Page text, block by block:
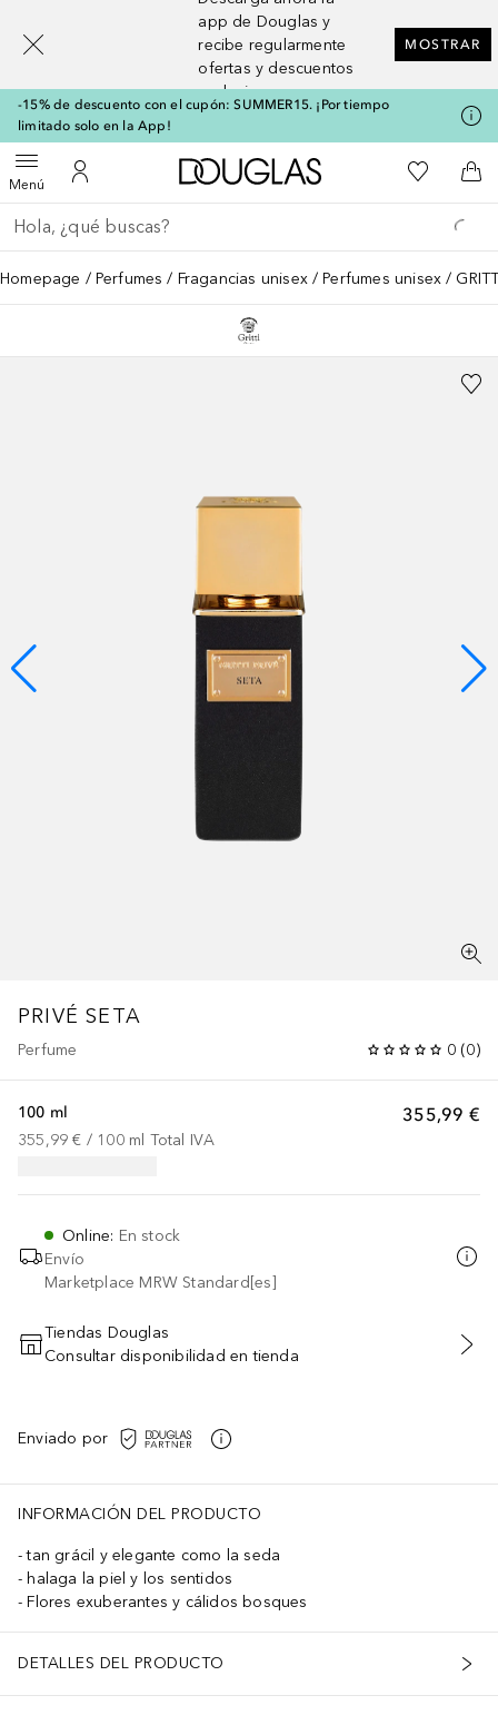
app de Douglas y
recibe regularmente
ofertas y descuentos
exclusivos
MOSTRAR
-15% de descuento con el cupón: SUMMER15. ¡Por tiempo
limitado solo en la App!
MenúAbrir menúMi cuenta
A Douglas HomeMi lista de
A
Regresar
Ejecutar búsqueda
Homepage Perfumes Fragancias unisex Perfumes unisex
PRIVÉ SETA
Perfume 0 (0)
355,99 €
100 ml
355,99 € / 100 ml Total IVA
Online: En stock
Envío
Marketplace MRW Standard[es]
AÑADIR AL CARRITO
Tiendas Douglas
Consultar disponibilidad en tienda
Enviado por
INFORMACIÓN DEL PRODUCTO
tan grácil y elegante como la seda
halaga la piel y los sentidos
Flores exuberantes y cálidos bosques
DETALLES DEL PRODUCTO
[navigation.slideout.screenreader]